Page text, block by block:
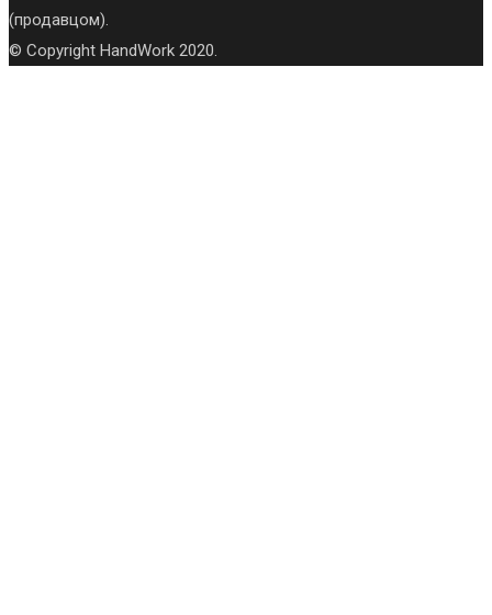
(продавцом).
© Copyright HandWork 2020.